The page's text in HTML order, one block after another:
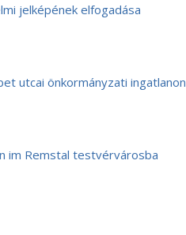
jelképének elfogadása
utcai önkormányzati ingatlanon
im Remstal testvérvárosba